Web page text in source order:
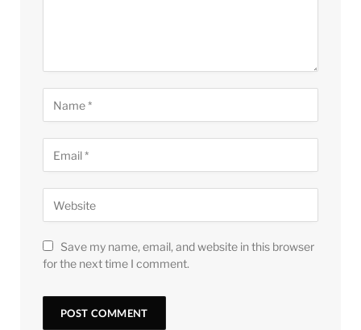
Save my name, email, and website in this browser
for the next time I comment.